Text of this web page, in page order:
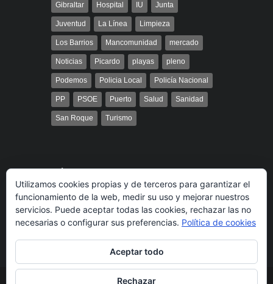
Gibraltar Hospital IU Junta
Juventud La Línea Limpieza
Los Barrios Mancomunidad mercado
Noticias Picardo playas pleno
Podemos Policia Local Policía Nacional
PP PSOE Puerto Salud Sanidad
San Roque Turismo
Búsqueda
Utilizamos cookies propias y de terceros para garantizar el
funcionamiento de la web, medir su uso y mejorar nuestros
servicios. Puede aceptar todas las cookies, rechazar las no
necesarias o configurar sus preferencias. Política de cookies
Aceptar todo
Rechazar